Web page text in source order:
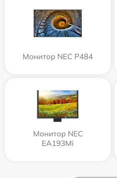
Монитор NEC P484
Монитор NEC
EA193Mi